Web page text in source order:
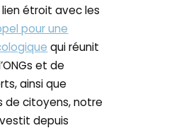
étroit avec les
pour une
qui réunit
et de
ainsi que
de citoyens, notre
depuis